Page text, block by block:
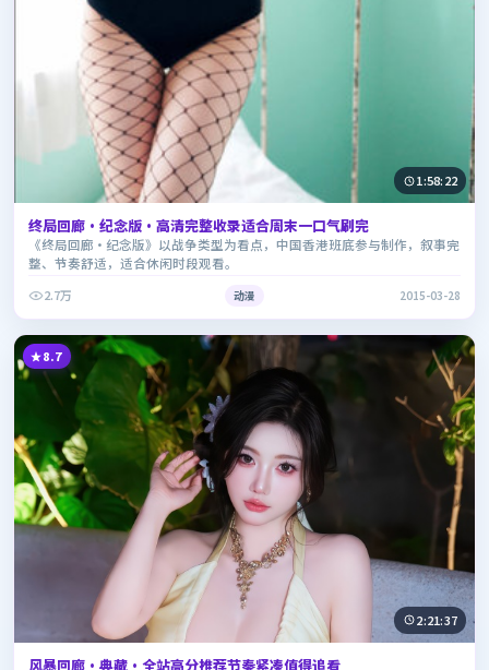
1:58:22
终局回廊·纪念版·高清完整收录适合周末一口气刷完
《终局回廊·纪念版》以战争类型为看点，中国香港班底参与制作，叙事完
整、节奏舒适，适合休闲时段观看。
2.7万
动漫 2015-03-28
8.7
2:21:37
风暴回廊·典藏·全站高分推荐节奏紧凑值得追看